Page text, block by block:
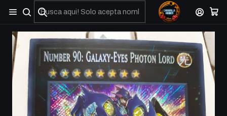
No olviden reportar sus depositos y transferencias por Whatsapp